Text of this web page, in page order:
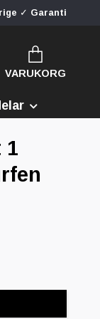
✓ Garanti
VARUKORG
1